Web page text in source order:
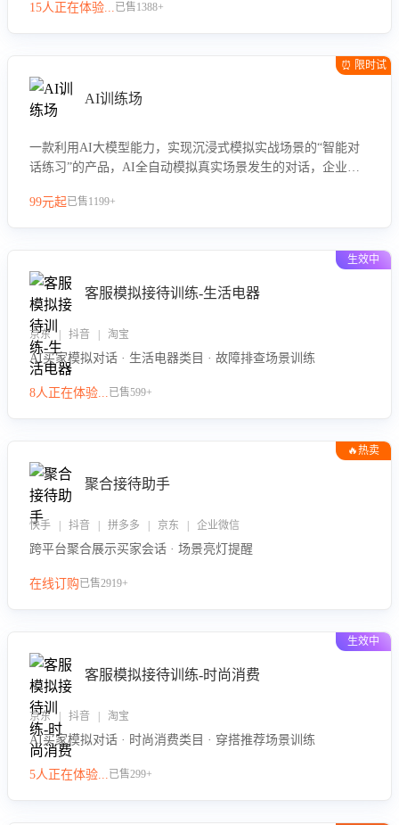
15人正在体验...已售1388+
⏰ 限时试
AI训练场
一款利用AI大模型能力，实现沉浸式模拟实战场景的“智能对
话练习”的产品，AI全自动模拟真实场景发生的对话，企业可
力。
99元起已售1199+
生效中
客服模拟接待训练-生活电器
京东 | 抖音 | 淘宝
AI买家模拟对话 · 生活电器类目 · 故障排查场景训练
8人正在体验...已售599+
🔥热卖
聚合接待助手
快手 | 抖音 | 拼多多 | 京东 | 企业微信
跨平台聚合展示买家会话 · 场景亮灯提醒
在线订购已售2919+
生效中
客服模拟接待训练-时尚消费
京东 | 抖音 | 淘宝
AI买家模拟对话 · 时尚消费类目 · 穿搭推荐场景训练
5人正在体验...已售299+